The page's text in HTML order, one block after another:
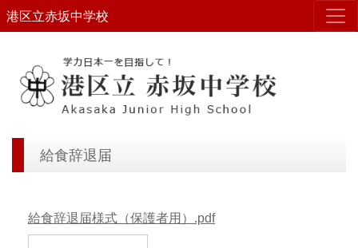
港区立赤坂中学校
給食辞退届
給食辞退届様式（保護者用）.pdf